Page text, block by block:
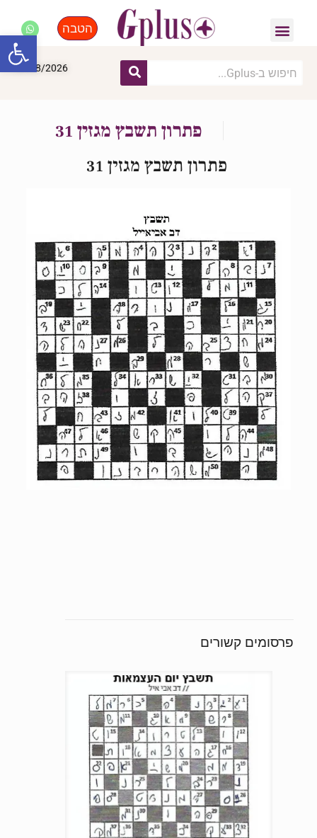
הטבה
09/08/2026
פתרון תשבץ מגזין 31
פתרון תשבץ מגזין 31
פרסומים קשורים
פתח